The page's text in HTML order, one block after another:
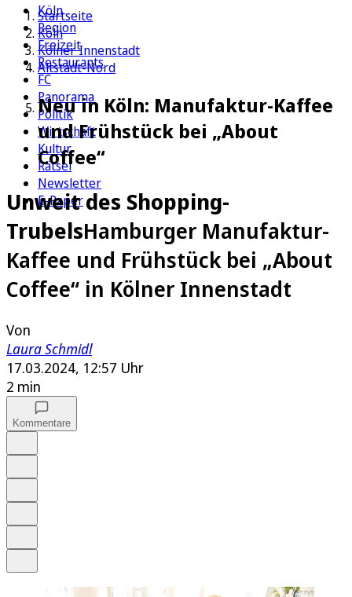
Köln
Region
Freizeit
Restaurants
FC
Panorama
Politik
Wirtschaft
Kultur
Rätsel
Newsletter
E-Paper
Startseite
Köln
Kölner Innenstadt
Altstadt-Nord
Neu in Köln: Manufaktur-Kaffee
und Frühstück bei „About
Coffee“
Unweit des Shopping-
TrubelsHamburger Manufaktur-
Kaffee und Frühstück bei „About
Coffee“ in Kölner Innenstadt
Von
Laura Schmidl
17.03.2024, 12:57 Uhr
2 min
Kommentare